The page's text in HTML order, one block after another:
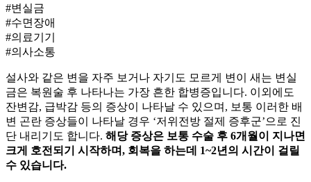
#변실금
#수면장애
#의료기기
#의사소통
설사와 같은 변을 자주 보거나 자기도 모르게 변이 새는 변실
금은 복원술 후 나타나는 가장 흔한 합병증입니다. 이외에도
잔변감, 급박감 등의 증상이 나타날 수 있으며, 보통 이러한 배
변 곤란 증상들이 나타날 경우 ‘저위전방 절제 증후군’으로 진
단 내리기도 합니다. 해당 증상은 보통 수술 후 6개월이 지나면
크게 호전되기 시작하며, 회복을 하는데 1~2년의 시간이 걸릴
수 있습니다.